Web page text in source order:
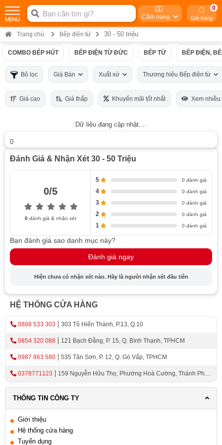
Cẩm nang Giỏ hàng
0
Trang chủ Bếp điện từ 30 - 50 triệu
COMBO BẾP HÚT BẾP ĐIỆN TỪ ĐỨC BẾP TỪ BẾP ĐIỆN,
Bộ lọc Giá Bán Xuất xứ Thương hiệu Bếp điện từ
Giá cao Giá thấp Khuyến mãi tốt nhất Xem nhiều
Dữ liệu đang cập nhật....
0
Đánh Giá & Nhận Xét 30 - 50 Triệu
0/5
0đánh giá & nhận xét
5 0 đánh giá
4 0 đánh giá
3 0 đánh giá
2 0 đánh giá
1 0 đánh giá
Bạn đánh giá sao danh mục này?
Đánh giá ngay
Hiện chưa có nhận xét nào. Hãy là người nhận xét đầu tiên
HỆ THỐNG CỬA HÀNG
0888 533 303 303 Tô Hiến Thành, P.13, Q.10
0854 320 088 121 Bạch Đằng, P. 15, Q. Bình Thạnh, TPHCM
0987 863 580 535 Tân Sơn, P. 12, Q. Gò Vấp, TPHCM
0378771123
159 Nguyễn Hữu Thọ, Phường Hoà Cường, Thành Phố
THÔNG TIN CÔNG TY
Giới thiệu
Hệ thống cửa hàng
Tuyển dụng